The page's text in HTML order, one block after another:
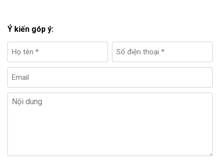
Ý kiến góp ý: